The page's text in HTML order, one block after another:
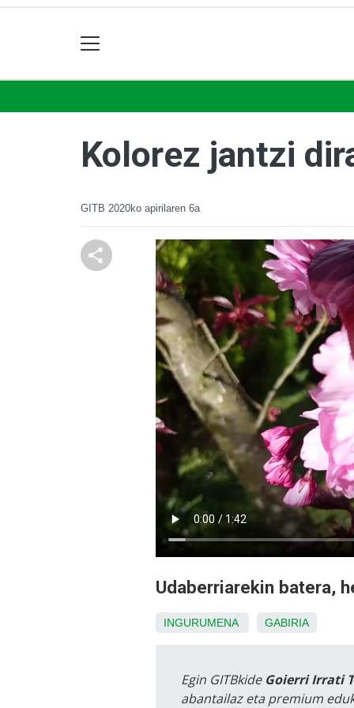
Kolorez jantzi
GITB 2020ko apirilaren 6a
Udaberriarekin batera,
INGURUMENA GABIRIA
Egin GITBkide Goierri Irrati
abantailaz eta premium